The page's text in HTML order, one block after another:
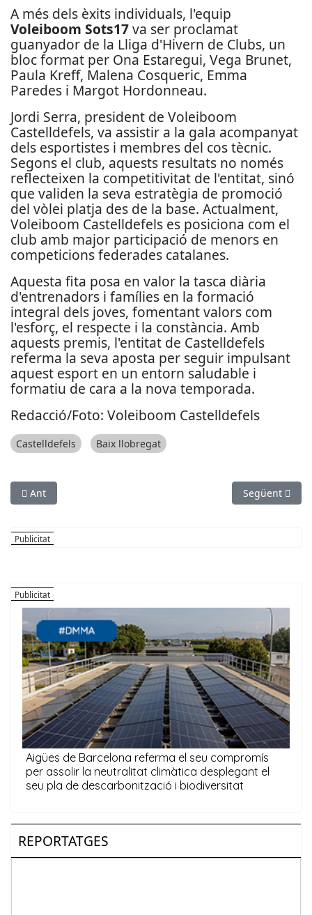
A més dels èxits individuals, l'equip
Voleiboom Sots17va ser proclamat
guanyador de la Lliga d'Hivern de Clubs, un
bloc format per Ona Estaregui, Vega Brunet,
Paula Kreff, Malena Cosqueric, Emma
Paredes i Margot Hordonneau.
Jordi Serra, president de Voleiboom
Castelldefels, va assistir a la gala acompanyat
dels esportistes i membres del cos tècnic.
Segons el club, aquests resultats no només
reflecteixen la competitivitat de l'entitat, sinó
que validen la seva estratègia de promoció
del vòlei platja des de la base. Actualment,
Voleiboom Castelldefels es posiciona com el
club amb major participació de menors en
competicions federades catalanes.
Aquesta fita posa en valor la tasca diària
d'entrenadors i famílies en la formació
integral dels joves, fomentant valors com
l'esforç, el respecte i la constància. Amb
aquests premis, l'entitat de Castelldefels
referma la seva aposta per seguir impulsant
aquest esport en un entorn saludable i
formatiu de cara a la nova temporada.
Redacció/Foto: Voleiboom Castelldefels
Castelldefels Baix llobregat
Article anterior: El Club Tennis Olesa amplia les seves
Ant Article
Següent
REPORTATGES